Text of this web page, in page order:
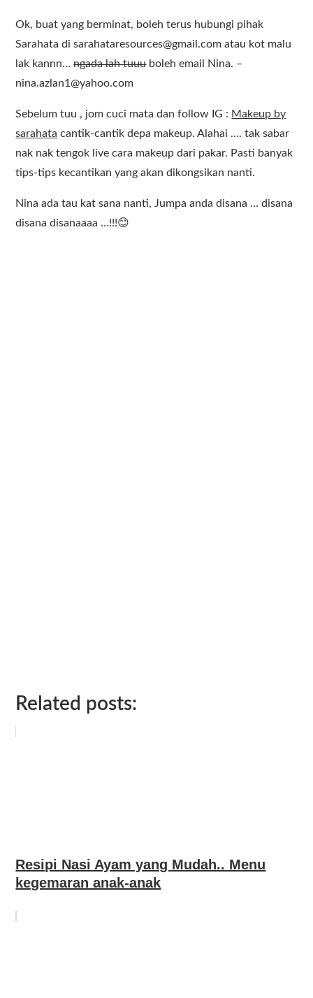
Ok, buat yang berminat, boleh terus hubungi pihak
Sarahata di sarahataresources@gmail.com atau kot malu
lak kannn…ngada lah tuuuboleh email Nina. –
nina.azlan1@yahoo.com
Sebelum tuu , jom cuci mata dan follow IG : Makeup by
sarahata cantik-cantik depa makeup. Alahai …. tak sabar
nak nak tengok live cara makeup dari pakar. Pasti banyak
tips-tips kecantikan yang akan dikongsikan nanti.
Nina ada tau kat sana nanti, Jumpa anda disana … disana
disana disanaaaa …!!!😊
Related posts:
Resipi Nasi Ayam yang Mudah.. Menu
kegemaran anak-anak